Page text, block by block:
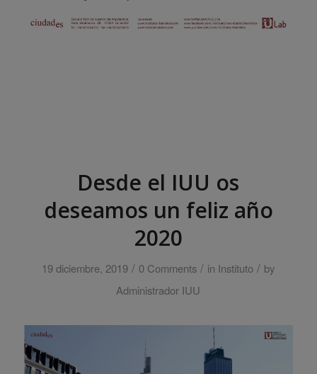
Desde el IUU os
deseamos un feliz año
2020
19 diciembre, 2019 / 0 Comments / in Instituto / by
Administrador IUU